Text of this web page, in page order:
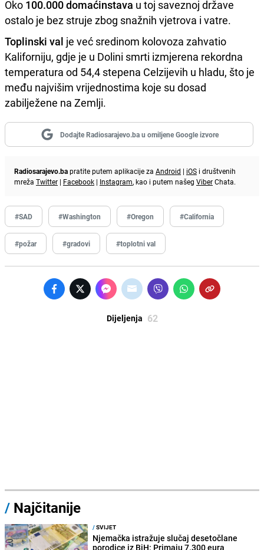
Oko 100.000 domaćinstava u toj saveznoj države
ostalo je bez struje zbog snažnih vjetrova i vatre.
Toplinski val je već sredinom kolovoza zahvatio
Kaliforniju, gdje je u Dolini smrti izmjerena rekordna
temperatura od 54,4 stepena Celzijevih u hladu, što je
među najvišim vrijednostima koje su dosad
zabilježene na Zemlji.
Dodajte Radiosarajevo.ba u omiljene Google izvore
Radiosarajevo.bapratite putem aplikacije za Android | iOS i društvenih
mreža Twitter | Facebook | Instagram, kao i putem našeg ViberChata.
#SAD #Washington #Oregon #California
#požar #gradovi #toplotni val
Dijeljenja 62
/ Najčitanije
/SVIJET
Njemačka istražuje slučaj desetočlane
porodice iz BiH: Primaju 7.300 eura